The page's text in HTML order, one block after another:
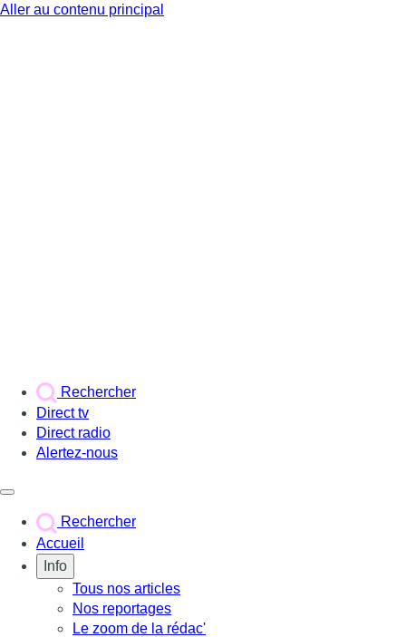
Aller au contenu principal
Rechercher
Direct tv
Direct radio
Alertez-nous
Rechercher
Accueil
Info
Tous nos articles
Nos reportages
Le zoom de la rédac'